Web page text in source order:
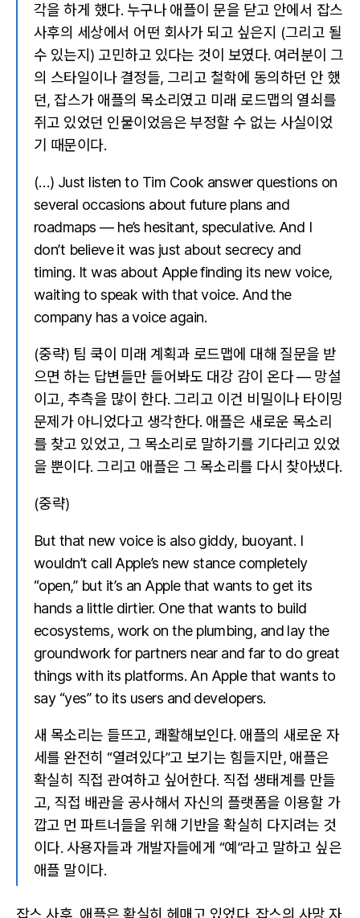
각을 하게 했다. 누구나 애플이 문을 닫고 안에서 잡스
사후의 세상에서 어떤 회사가 되고 싶은지 (그리고 될
수 있는지) 고민하고 있다는 것이 보였다. 여러분이 그
의 스타일이나 결정들, 그리고 철학에 동의하던 안 했
던, 잡스가 애플의 목소리였고 미래 로드맵의 열쇠를
쥐고 있었던 인물이었음은 부정할 수 없는 사실이었
기 때문이다.
(…) Just listen to Tim Cook answer questions on
several occasions about future plans and
roadmaps — he’s hesitant, speculative. And I
don’t believe it was just about secrecy and
timing. It was about Apple finding its new voice,
waiting to speak with that voice. And the
company has a voice again.
(중략) 팀 쿡이 미래 계획과 로드맵에 대해 질문을 받
으면 하는 답변들만 들어봐도 대강 감이 온다 — 망설
이고, 추측을 많이 한다. 그리고 이건 비밀이나 타이밍
문제가 아니었다고 생각한다. 애플은 새로운 목소리
를 찾고 있었고, 그 목소리로 말하기를 기다리고 있었
을 뿐이다. 그리고 애플은 그 목소리를 다시 찾아냈다.
(중략)
But that new voice is also giddy, buoyant. I
wouldn’t call Apple’s new stance completely
“open,” but it’s an Apple that wants to get its
hands a little dirtier. One that wants to build
ecosystems, work on the plumbing, and lay the
groundwork for partners near and far to do great
things with its platforms. An Apple that wants to
say “yes” to its users and developers.
새 목소리는 들뜨고, 쾌활해보인다. 애플의 새로운 자
세를 완전히 “열려있다”고 보기는 힘들지만, 애플은
확실히 직접 관여하고 싶어한다. 직접 생태계를 만들
고, 직접 배관을 공사해서 자신의 플랫폼을 이용할 가
깝고 먼 파트너들을 위해 기반을 확실히 다지려는 것
이다. 사용자들과 개발자들에게 “예”라고 말하고 싶은
애플 말이다.
잡스 사후, 애플은 확실히 헤매고 있었다. 잡스의 사망 자